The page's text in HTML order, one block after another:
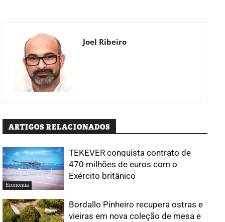
Joel Ribeiro
ARTIGOS RELACIONADOS
Economia
TEKEVER conquista contrato de
470 milhões de euros com o
Exército britânico
Bordallo Pinheiro recupera ostras e
vieiras em nova coleção de mesa e